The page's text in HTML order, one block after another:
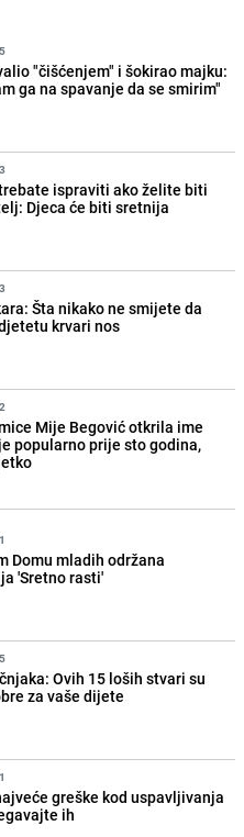
"čišćenjem" i šokirao majku:
ga na spavanje da se smirim"
ispraviti ako želite biti
Djeca će biti sretnija
Šta nikako ne smijete da
krvari nos
Mije Begović otkrila ime
popularno prije sto godina,
Domu mladih održana
'Sretno rasti'
Ovih 15 loših stvari su
za vaše dijete
greške kod uspavljivanja
ih